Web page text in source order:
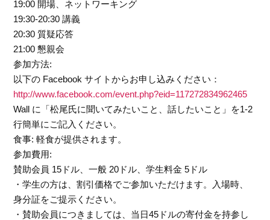
19:00 開場、ネットワーキング
19:30-20:30 講義
20:30 質疑応答
21:00 懇親会
参加方法:
以下の Facebook サイトからお申し込みください：
http://www.facebook.com/event.php?eid=117272834962465
Wall に「松尾氏に聞いてみたいこと、話したいこと」を1-2
行簡単にご記入ください。
食事: 軽食が提供されます。
参加費用:
賛助会員 15ドル、一般 20ドル、学生料金 5ドル
・学生の方は、割引価格でご参加いただけます。入場時、
身分証をご提示ください。
・賛助会員につきましては、当日45ドルの寄付金を持参し